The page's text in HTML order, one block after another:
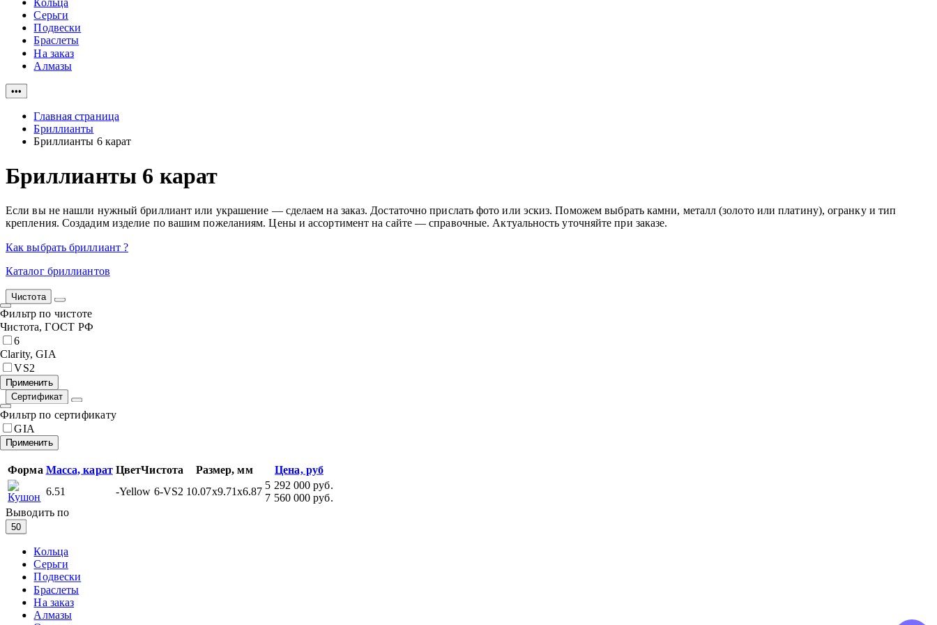
Серьги
Подвески
Браслеты
На заказ
Алмазы
•••
Главная страница
Бриллианты
Бриллианты 6 карат
Бриллианты 6 карат
Если вы не нашли нужный бриллиант или украшение — сделаем на заказ. Достаточно прислать фото или эскиз. Поможем выбрать камни, металл (золото или платину), огранку и тип
крепления. Создадим изделие по вашим пожеланиям. Цены и ассортимент на сайте — справочные. Актуальность уточняйте при заказе.
Как выбрать бриллиант ?
Каталог бриллиантов
Чистота
Фильтр по чистоте
Чистота, ГОСТ РФ
6
Clarity, GIA
VS2
Сертификат
Фильтр по сертификату
GIA
Форма Масса, карат ЦветЧистота Размер, мм Цена, руб
Кушон 6.51 -Yellow 6-VS2 10.07x9.71x6.87
5 292 000 руб.
7 560 000 руб.
Выводить по
50
Кольца
Серьги
Подвески
Браслеты
На заказ
Алмазы